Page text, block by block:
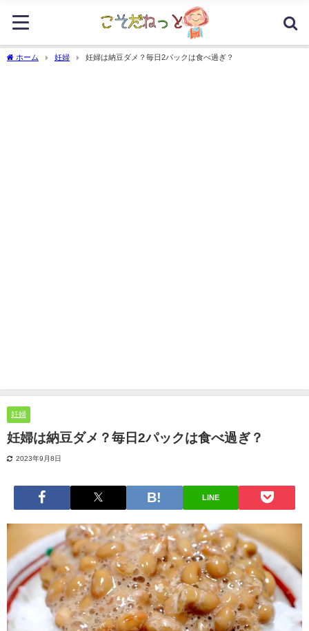
ホーム 妊婦 妊婦は納豆ダメ？毎日2パックは食べ過ぎ？
妊婦
妊婦は納豆ダメ？毎日2パックは食べ過ぎ？
2023年9月8日
LINE